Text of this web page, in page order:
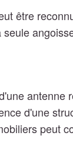
être
antenne
d'une
peut